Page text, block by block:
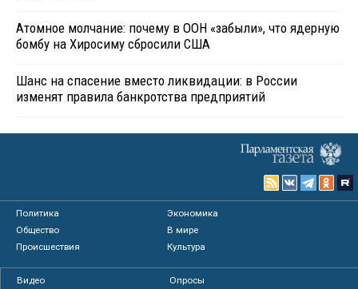
Атомное молчание: почему в ООН «забыли», что ядерную
бомбу на Хиросиму сбросили США
Шанс на спасение вместо ликвидации: в России
изменят правила банкротства предприятий
Политика
Экономика
Общество
В мире
Происшествия
Культура
Видео
Опросы